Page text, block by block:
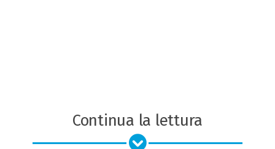
Continua la lettura